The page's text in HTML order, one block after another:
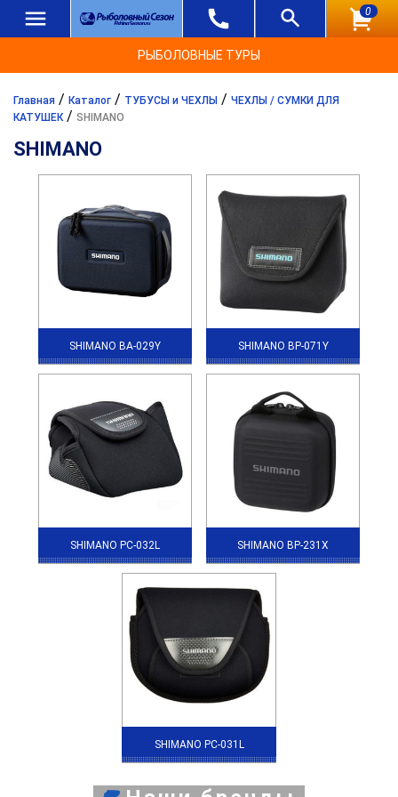
0
РЫБОЛОВНЫЕ ТУРЫ
Главная / Каталог / ТУБУСЫ и ЧЕХЛЫ / ЧЕХЛЫ / СУМКИ ДЛЯ
КАТУШЕК/ SHIMANO
SHIMANO
SHIMANO BA-029Y SHIMANO BP-071Y
SHIMANO PC-032L SHIMANO BP-231X
SHIMANO PC-031L